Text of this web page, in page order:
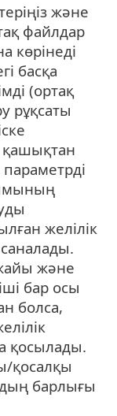
және
файлдар
көрінеді
басқа
(ортақ
рұқсаты
желілік
және
бар осы
болса,
қосылады.
қосалқы
барлығы